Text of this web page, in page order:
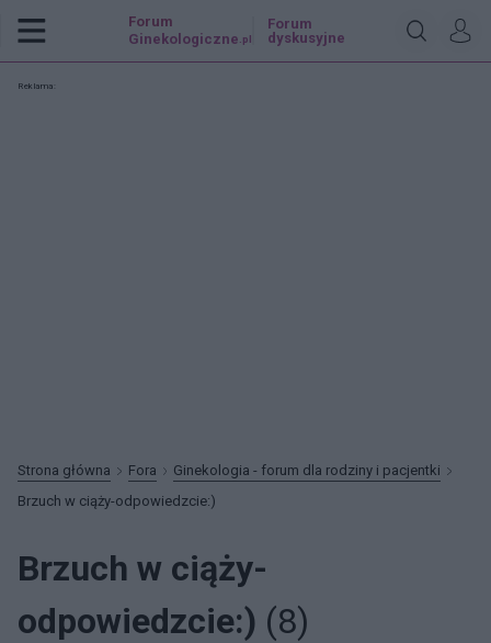
Forum
Ginekologiczne .pl
Forum
dyskusyjne
Reklama:
Strona główna Fora
Ginekologia - forum dla rodziny i pacjentki
Brzuch w ciąży-odpowiedzcie:)
Brzuch w ciąży-
odpowiedzcie:) (8)